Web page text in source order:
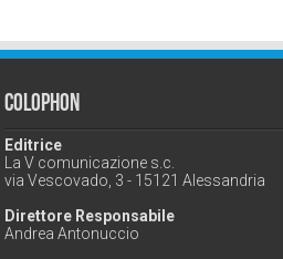
Colophon
Editrice
La V comunicazione s.c.
via Vescovado, 3 - 15121 Alessandria
Direttore Responsabile
Andrea Antonuccio